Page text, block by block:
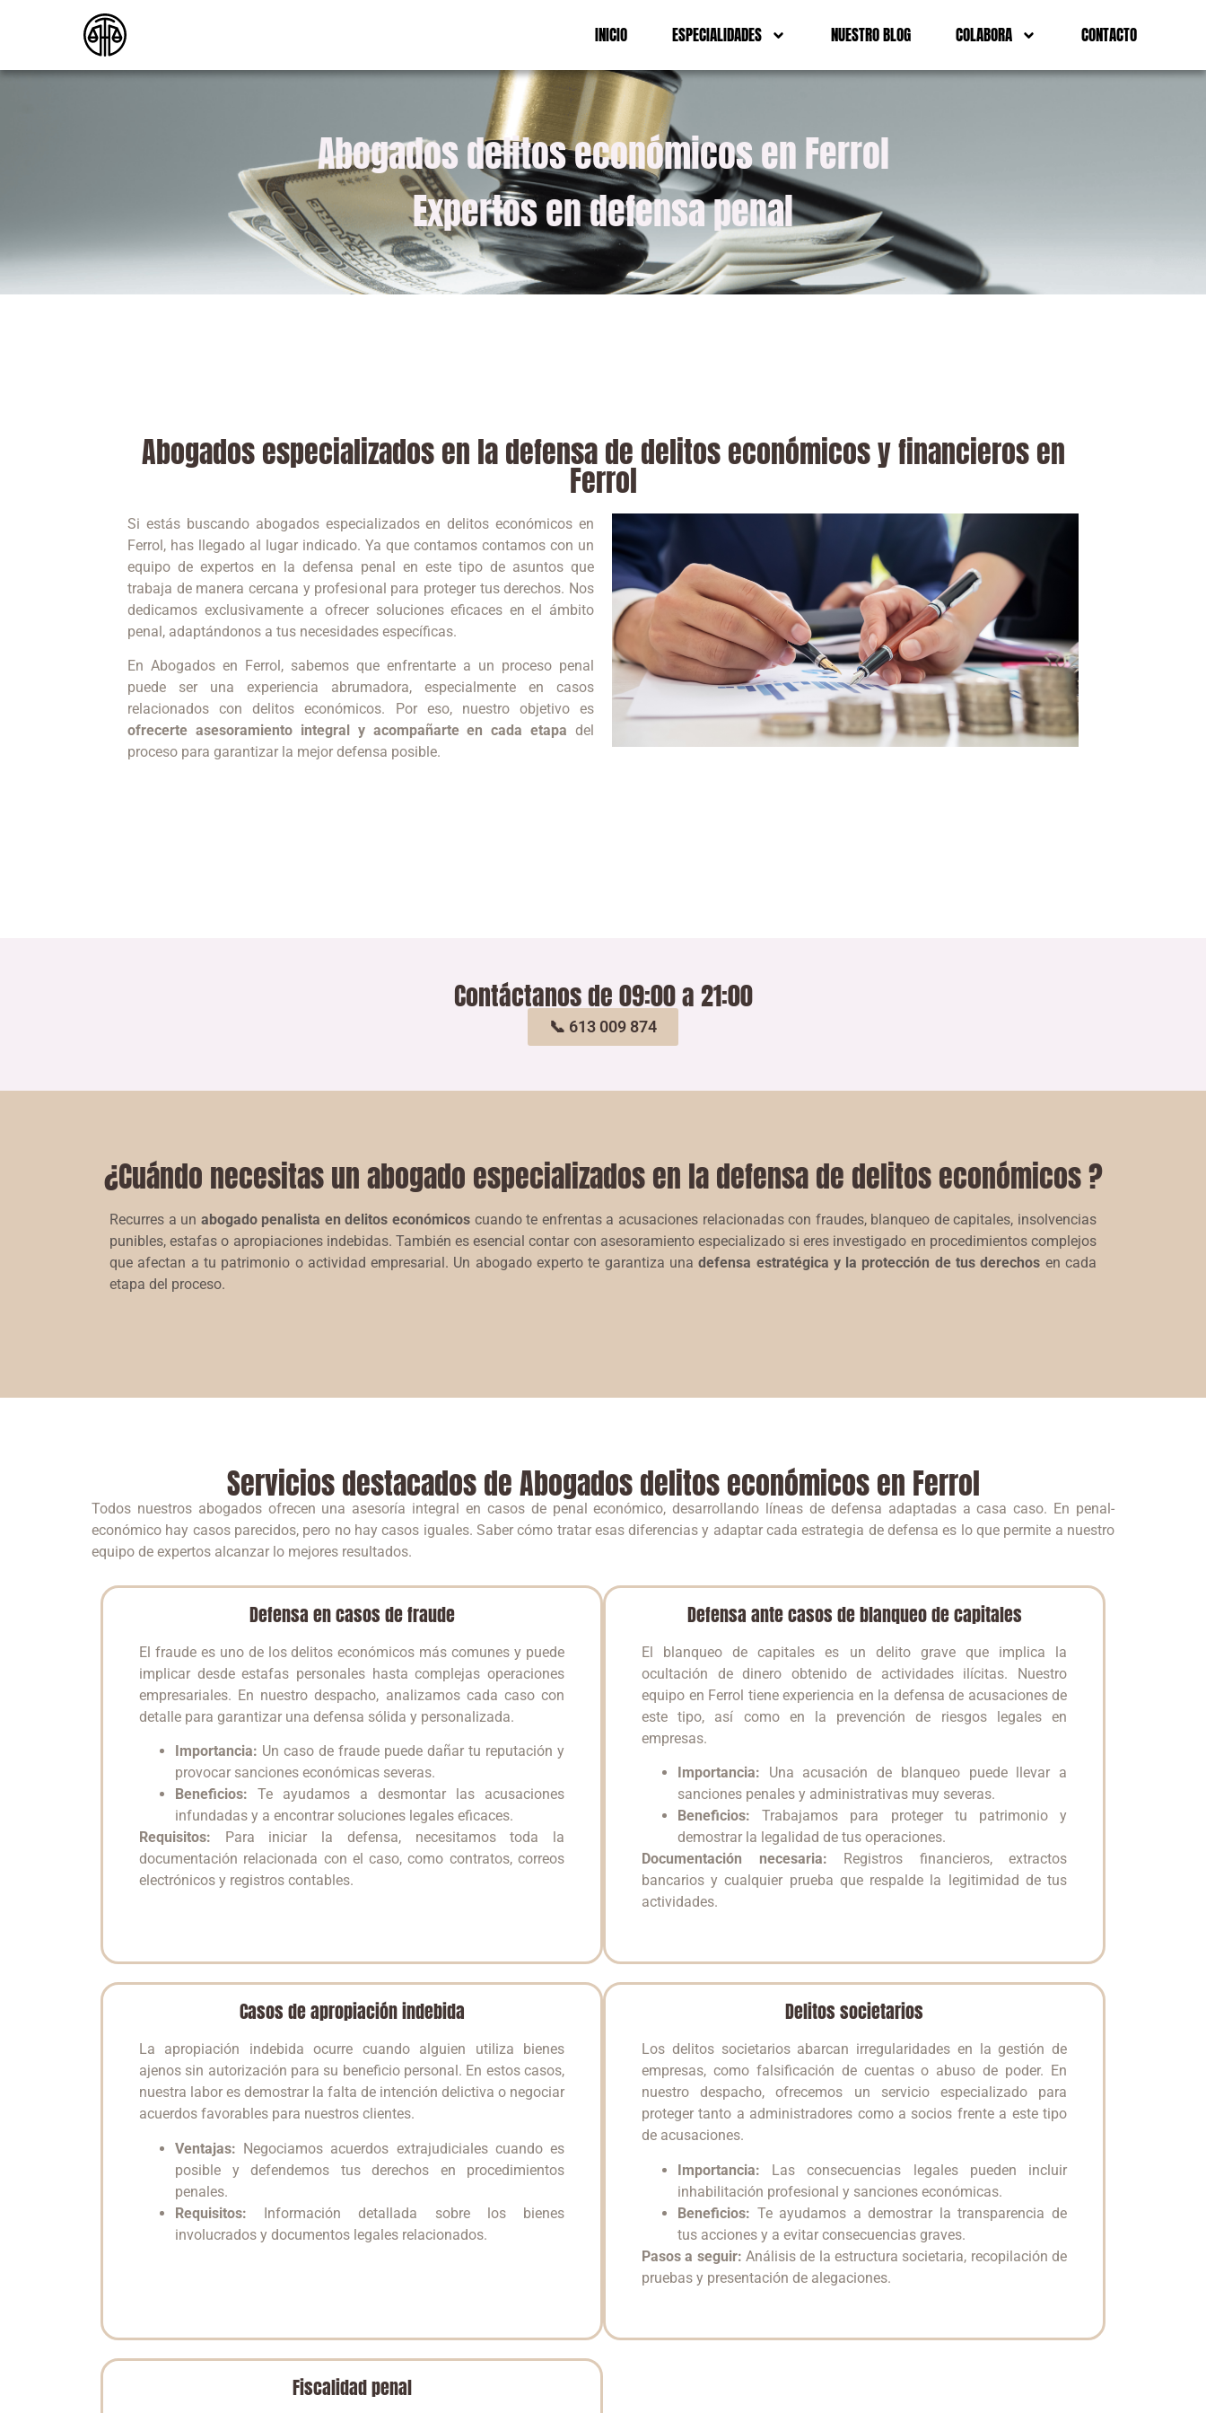
INICIO ESPECIALIDADES NUESTRO BLOG COLABORA CONTACTO
Abogados delitos económicos en Ferrol
Expertos en defensa penal
Abogados especializados en la defensa de delitos económicos y financieros en
Ferrol
Si estás buscando abogados especializados en delitos económicos en
Ferrol, has llegado al lugar indicado. Ya que contamos contamos con un
equipo de expertos en la defensa penal en este tipo de asuntos que
trabaja de manera cercana y profesional para proteger tus derechos. Nos
dedicamos exclusivamente a ofrecer soluciones eficaces en el ámbito
penal, adaptándonos a tus necesidades específicas.
En Abogados en Ferrol, sabemos que enfrentarte a un proceso penal
puede ser una experiencia abrumadora, especialmente en casos
relacionados con delitos económicos. Por eso, nuestro objetivo es
ofrecerte asesoramiento integral y acompañarte en cada etapa del
proceso para garantizar la mejor defensa posible.
Contáctanos de 09:00 a 21:00
📞 613 009 874
¿Cuándo necesitas un abogado especializados en la defensa de delitos económicos ?​
Recurres a un abogado penalista en delitos económicos cuando te enfrentas a acusaciones relacionadas con fraudes, blanqueo de capitales, insolvencias
punibles, estafas o apropiaciones indebidas. También es esencial contar con asesoramiento especializado si eres investigado en procedimientos complejos
que afectan a tu patrimonio o actividad empresarial. Un abogado experto te garantiza unadefensa estratégica y la protección de tus derechos en cada
etapa del proceso.
Servicios destacados de Abogados delitos económicos en Ferrol
Todos nuestros abogados ofrecen una asesoría integral en casos de penal económico, desarrollando líneas de defensa adaptadas a casa caso. En penal-
económico hay casos parecidos, pero no hay casos iguales. Saber cómo tratar esas diferencias y adaptar cada estrategia de defensa es lo que permite a nuestro
equipo de expertos alcanzar lo mejores resultados.
Defensa en casos de fraude
El fraude es uno de los delitos económicos más comunes y puede
implicar desde estafas personales hasta complejas operaciones
empresariales. En nuestro despacho, analizamos cada caso con
detalle para garantizar una defensa sólida y personalizada.
Importancia: Un caso de fraude puede dañar tu reputación y
provocar sanciones económicas severas.
Beneficios: Te ayudamos a desmontar las acusaciones
infundadas y a encontrar soluciones legales eficaces.
Requisitos: Para iniciar la defensa, necesitamos toda la
documentación relacionada con el caso, como contratos, correos
electrónicos y registros contables.
Defensa ante casos de blanqueo de capitales
El blanqueo de capitales es un delito grave que implica la
ocultación de dinero obtenido de actividades ilícitas. Nuestro
equipo en Ferrol tiene experiencia en la defensa de acusaciones de
este tipo, así como en la prevención de riesgos legales en
empresas.
Importancia: Una acusación de blanqueo puede llevar a
sanciones penales y administrativas muy severas.
Beneficios: Trabajamos para proteger tu patrimonio y
demostrar la legalidad de tus operaciones.
Documentación necesaria: Registros financieros, extractos
bancarios y cualquier prueba que respalde la legitimidad de tus
actividades.
Casos de apropiación indebida
La apropiación indebida ocurre cuando alguien utiliza bienes
ajenos sin autorización para su beneficio personal. En estos casos,
nuestra labor es demostrar la falta de intención delictiva o negociar
acuerdos favorables para nuestros clientes.
Ventajas: Negociamos acuerdos extrajudiciales cuando es
posible y defendemos tus derechos en procedimientos
penales.
Requisitos: Información detallada sobre los bienes
involucrados y documentos legales relacionados.
Delitos societarios
Los delitos societarios abarcan irregularidades en la gestión de
empresas, como falsificación de cuentas o abuso de poder. En
nuestro despacho, ofrecemos un servicio especializado para
proteger tanto a administradores como a socios frente a este tipo
de acusaciones.
Importancia: Las consecuencias legales pueden incluir
inhabilitación profesional y sanciones económicas.
Beneficios: Te ayudamos a demostrar la transparencia de
tus acciones y a evitar consecuencias graves.
Pasos a seguir: Análisis de la estructura societaria, recopilación de
pruebas y presentación de alegaciones.
Fiscalidad penal